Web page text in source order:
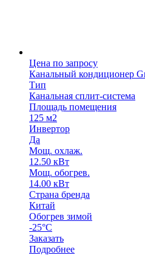
Цена по запросу
Канальный кондиционер
Тип
Канальная сплит-система
Площадь помещения
125 м2
Инвертор
Да
Мощ. охлаж.
12.50 кВт
Мощ. обогрев.
14.00 кВт
Страна бренда
Китай
Обогрев зимой
-25°C
Заказать
Подробнее